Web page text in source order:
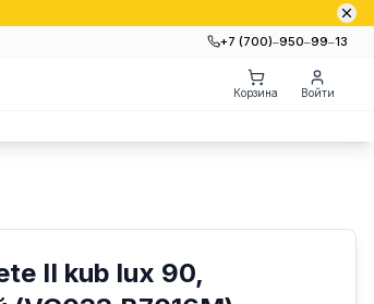
+7 (700)‒950‒99‒13
Корзина Войти
II kub lux 90,